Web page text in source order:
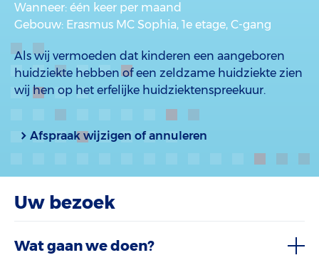
Wanneer: één keer per maand
Gebouw: Erasmus MC Sophia, 1e etage, C-gang
Als wij vermoeden dat kinderen een aangeboren
huidziekte hebben of een zeldzame huidziekte zien
wij hen op het erfelijke huidziektenspreekuur.
Afspraak wijzigen of annuleren
Uw bezoek
Wat gaan we doen?